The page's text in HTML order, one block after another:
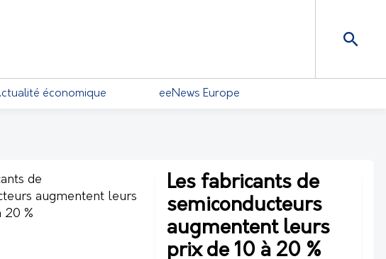
économique eeNews Europe
Les fabricants de
semiconducteurs
augmentent leurs
prix de 10 à 20 %